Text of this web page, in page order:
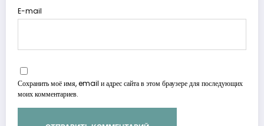
E-mail
Сохранить моё имя, email и адрес сайта в этом браузере для последующих
моих комментариев.